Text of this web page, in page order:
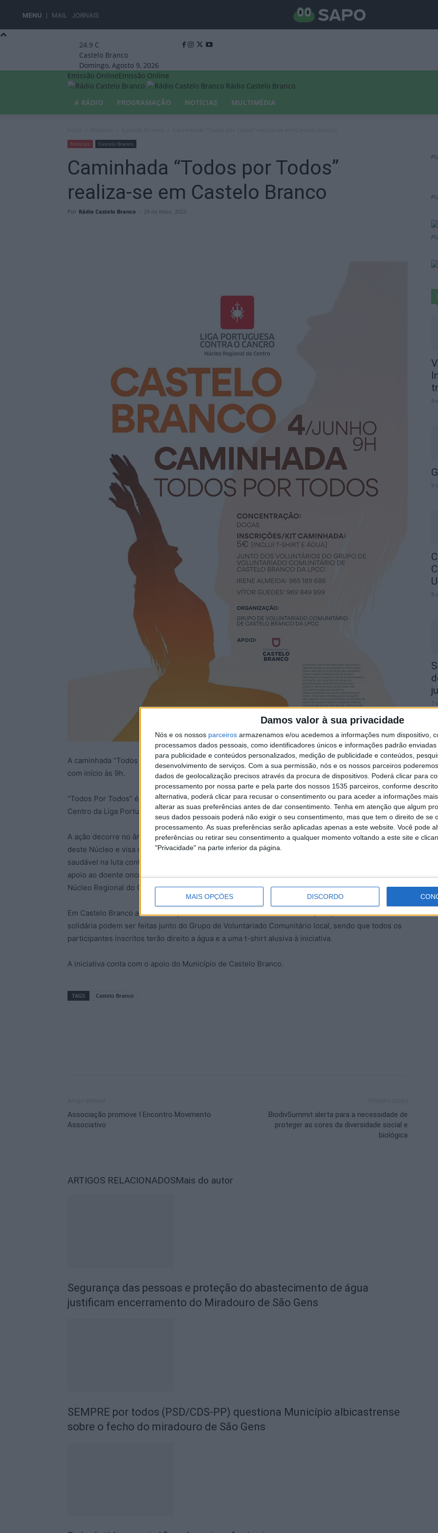
MENU MAIL JORNAIS
Damos valor à sua privacidade
Nós e os nossos parceiros armazenamos e/ou acedemos a informações num dispositivo,
processamos dados pessoais, como identificadores únicos e informações padrão
para publicidade e conteúdos personalizados, medição de publicidade e conteúdos,
desenvolvimento de serviços. Com a sua permissão, nós e os nossos parceiros
dados de geolocalização precisos através da procura de dispositivos. Poderá clicar para
processamento por nossa parte e pela parte dos nossos 1535 parceiros, conforme
alternativa, poderá clicar para recusar o consentimento ou para aceder a informações
alterar as suas preferências antes de dar consentimento. Tenha em atenção que algum
seus dados pessoais poderá não exigir o seu consentimento, mas que tem o direito de se
processamento. As suas preferências serão aplicadas apenas a este website. Você pode
preferências ou retirar seu consentimento a qualquer momento voltando a este site e
"Privacidade" na parte inferior da página.
MAIS OPÇÕES DISCORDO
24.9 C
Castelo Branco
Domingo, Agosto 9, 2026
Emissão OnlineEmissão Online
Rádio Castelo Branco
A RÁDIO
PROGRAMAÇÃO NOTÍCIAS MULTIMÉDIA
Notícias Castelo Branco
Caminhada “Todos por Todos”
realiza-se em Castelo Branco
Por Rádio Castelo Branco - 29 de Maio, 2023
A caminhada “Todos por Todos” vai realizar-se em Castelo Branco no dia 4 de junho (domingo),
com início às 9h.
“Todos Por Todos” é o lema da iniciativa do voluntariado comunitário do Núcleo Regional do
Centro da Liga Portuguesa Contra o Cancro, a decorrer em toda a região Centro.
A ação decorre no âmbito do voluntariado comunitário ativo e próximo das comunidades locais
deste Núcleo e visa contribuir para a promoção da Educação para a Saúde e de um estilo de vida
saudável na luta contra o cancro, assim como para a divulgação das iniciativas e dos serviços de
apoio ao doente oncológico e familiares promovidos pela Liga Portuguesa Contra o Cancro –
Núcleo Regional do Centro.
Em Castelo Branco a concentração acontece no centro cívico. As inscrições para a caminhada
solidária podem ser feitas junto do Grupo de Voluntariado Comunitário local, sendo que todos os
participantes inscritos terão direito a água e a uma t-shirt alusiva à iniciativa.
A iniciativa conta com o apoio do Município de Castelo Branco.
TAGS Castelo Branco
Associação promove I Encontro Movimento
Associativo
BiodivSummit alerta para a necessidade de
proteger as cores da diversidade social e
biológica
ARTIGOS RELACIONADOSMais do autor
Segurança das pessoas e proteção do abastecimento de água
justificam encerramento do Miradouro de São Gens
SEMPRE por todos (PSD/CDS-PP) questiona Município albicastrense
sobre o fecho do miradouro de São Gens
9
9
8
7